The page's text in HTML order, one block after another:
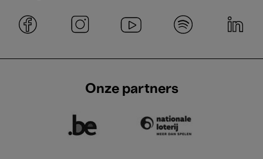
Onze partners